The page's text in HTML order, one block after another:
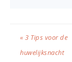
« 3 Tips voor de
huwelijksnacht